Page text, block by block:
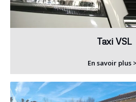
Taxi VSL
En savoir plus